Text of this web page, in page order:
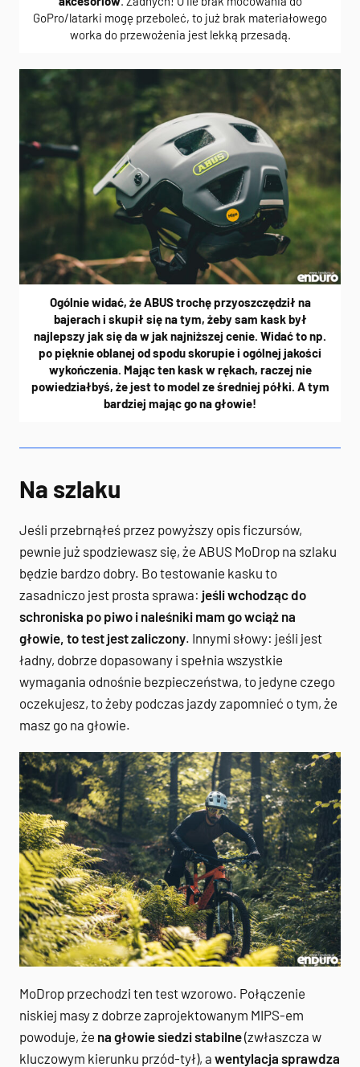
GoPro/latarki mogę przeboleć, to już brak materiałowego
worka do przewożenia jest lekką przesadą.
Ogólnie widać, że ABUS trochę przyoszczędził na
bajerach i skupił się na tym, żeby sam kask był
najlepszy jak się da w jak najniższej cenie. Widać to np.
po pięknie oblanej od spodu skorupie i ogólnej jakości
wykończenia. Mając ten kask w rękach, raczej nie
powiedziałbyś, że jest to model ze średniej półki. A tym
bardziej mając go na głowie!
Na szlaku
Jeśli przebrnąłeś przez powyższy opis ficzursów,
pewnie już spodziewasz się, że ABUS MoDrop na szlaku
będzie bardzo dobry. Bo testowanie kasku to
zasadniczo jest prosta sprawa: jeśli wchodząc do
schroniska po piwo i naleśniki mam go wciąż na
głowie, to test jest zaliczony. Innymi słowy: jeśli jest
ładny, dobrze dopasowany i spełnia wszystkie
wymagania odnośnie bezpieczeństwa, to jedyne czego
oczekujesz, to żeby podczas jazdy zapomnieć o tym, że
masz go na głowie.
MoDrop przechodzi ten test wzorowo. Połączenie
niskiej masy z dobrze zaprojektowanym MIPS-em
powoduje, że na głowie siedzi stabilne(zwłaszcza w
kluczowym kierunku przód-tył), a wentylacja sprawdza